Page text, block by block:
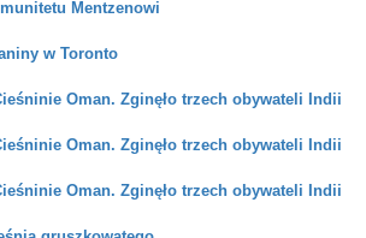
Mentzenowi
w Toronto
Oman. Zginęło trzech obywateli Indii
Oman. Zginęło trzech obywateli Indii
Oman. Zginęło trzech obywateli Indii